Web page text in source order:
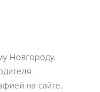
Новгороду.
на сайте.